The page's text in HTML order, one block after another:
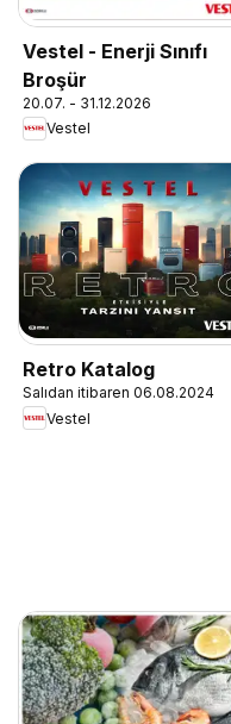
Vestel - Enerji Sınıfı
Broşür
20.07. - 31.12.2026
Vestel
Retro Katalog
Salıdan itibaren 06.08.2024
Vestel